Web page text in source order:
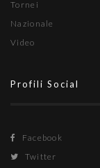
Tornei
Nazionale
Video
Profili Social
Facebook
Twitter